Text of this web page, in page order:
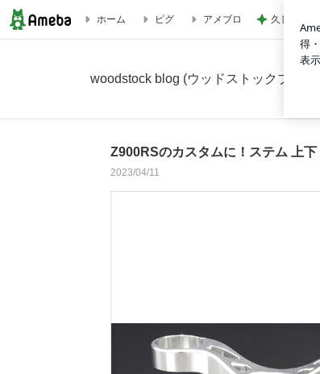
Z900RSのカスタムに！ステム 上下 ノーマルフォー
ホーム ピグ アメブロ 久しぶり
woodstock blog (ウッドストックブログ)
Z900RSのカスタムに！ステム 上
2023/04/11